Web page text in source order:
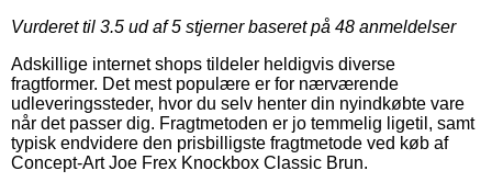
Vurderet til 3.5 ud af 5 stjerner baseret på 48 anmeldelser
Adskillige internet shops tildeler heldigvis diverse
fragtformer. Det mest populære er for nærværende
udleveringssteder, hvor du selv henter din nyindkøbte vare
når det passer dig. Fragtmetoden er jo temmelig ligetil, samt
typisk endvidere den prisbilligste fragtmetode ved køb af
Concept-Art Joe Frex Knockbox Classic Brun.